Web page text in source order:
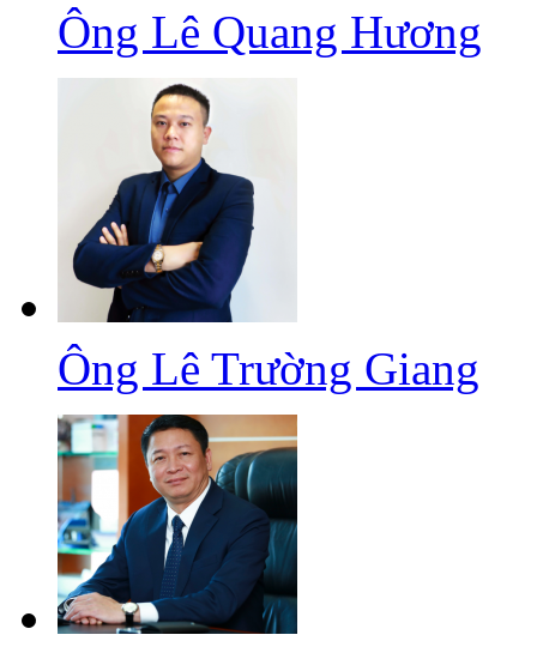
Ông Lê Quang Hương
Ông Lê Trường Giang